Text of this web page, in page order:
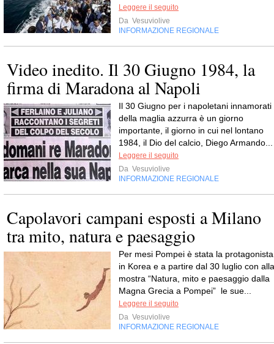
Leggere il seguito
Da Vesuviolive
INFORMAZIONE REGIONALE
Video inedito. Il 30 Giugno 1984, la
firma di Maradona al Napoli
Il 30 Giugno per i napoletani innamorati
della maglia azzurra è un giorno
importante, il giorno in cui nel lontano
1984, il Dio del calcio, Diego Armando...
Leggere il seguito
Da Vesuviolive
INFORMAZIONE REGIONALE
Capolavori campani esposti a Milano
tra mito, natura e paesaggio
Per mesi Pompei è stata la protagonista
in Korea e a partire dal 30 luglio con alla
mostra “Natura, mito e paesaggio dalla
Magna Grecia a Pompei” le sue...
Leggere il seguito
Da Vesuviolive
INFORMAZIONE REGIONALE